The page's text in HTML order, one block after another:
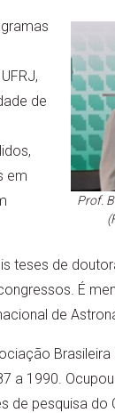
Prof.
de
em
teses de
É
de
a 1990.
de pesquisa do